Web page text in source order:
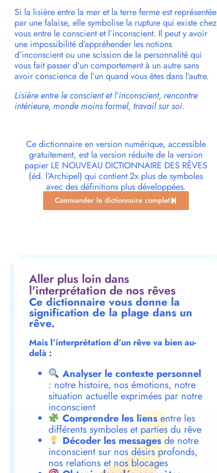
Si la lisière entre la mer et la terre ferme est représentée
par une falaise, elle symbolise la rupture qui existe chez
vous entre le conscient et l’inconscient. Il peut y avoir
une impossibilité d’appréhender les notions
d’inconscient ou une scission de la personnalité qui
vous fait passer d’un comportement à un autre sans
avoir conscience de l’un quand vous êtes dans l’autre.
Lisière entre le conscient et l’inconscient, rencontre
intérieure, monde moins formel, travail sur soi.
Ce dictionnaire en version numérique, accessible
gratuitement, est la version réduite de la version
papier LE NOUVEAU DICTIONNAIRE DES RÊVES
(éd. l’Archipel) qui contient 2x plus de symboles
avec des définitions plus développées.
Commander le dictionnaire complet
Aller plus loin dans
l'interprétation de nos rêves
Ce dictionnaire vous donne la
signification de la plage dans un
rêve.
Mais l’interprétation d’un rêve va bien au-
delà :
Analyser le contexte personnel
: notre histoire, nos émotions, notre
situation actuelle exprimées par notre
inconscient
Comprendre les liensentre les
différents symboles et parties du rêve
Décoder les messagesde notre
inconscient sur nos désirs profonds,
nos relations et nos blocages